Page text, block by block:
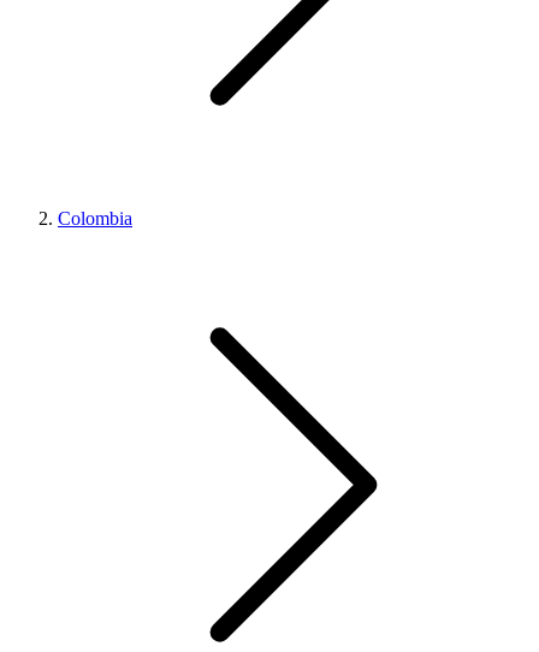
Colombia